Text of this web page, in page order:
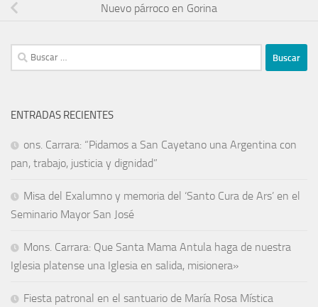
Nuevo párroco en Gorina
ENTRADAS RECIENTES
ons. Carrara: “Pidamos a San Cayetano una Argentina con
pan, trabajo, justicia y dignidad”
Misa del Exalumno y memoria del ‘Santo Cura de Ars’ en el
Seminario Mayor San José
Mons. Carrara: Que Santa Mama Antula haga de nuestra
Iglesia platense una Iglesia en salida, misionera»
Fiesta patronal en el santuario de María Rosa Mística